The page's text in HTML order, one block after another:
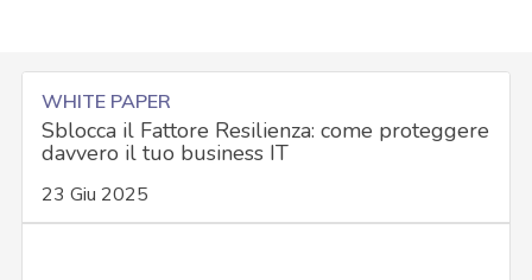
WHITE PAPER
Sblocca il Fattore Resilienza: come proteggere
davvero il tuo business IT
23 Giu 2025